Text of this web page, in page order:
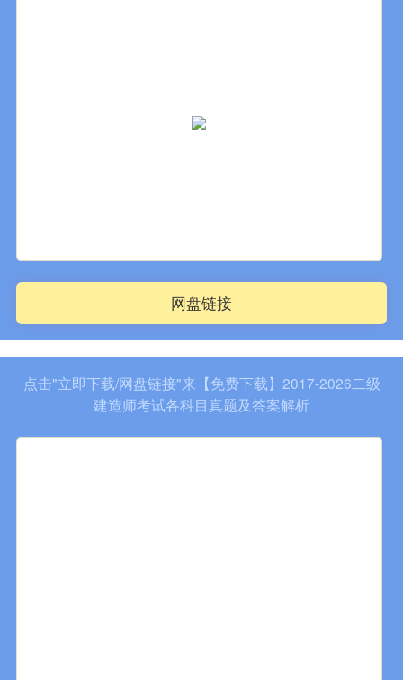
网盘链接
点击"立即下载/网盘链接"来【免费下载】2017-2026二级
建造师考试各科目真题及答案解析